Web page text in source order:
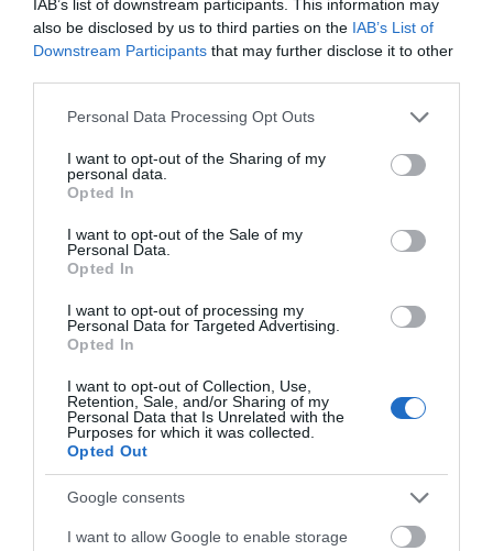
IAB’s list of downstream participants. This information may
also be disclosed by us to third parties on the IAB’s List of
Downstream Participants that may further disclose it to other
Please note that this website/app uses one or more Google
not limited to your visit or usage behaviour. You may click to
grant or deny consent to Google and its third-party tags to
use your data for below specified purposes in below Google
consent section.
Personal Data Processing Opt Outs
I want to opt-out of the Sharing of my
personal data.
Opted In
I want to opt-out of the Sale of my
Personal Data.
Opted In
I want to opt-out of processing my
Personal Data for Targeted Advertising.
Opted In
I want to opt-out of Collection, Use,
Retention, Sale, and/or Sharing of my
Personal Data that Is Unrelated with the
Purposes for which it was collected.
Opted Out
Google consents
I want to allow Google to enable storage
Αυτή η περιοχή της Εύβοιας χρειάζεται
προσοχή: Κραυγή αγωνίας από τους
κατοίκους
02.10.2025 | 09:45